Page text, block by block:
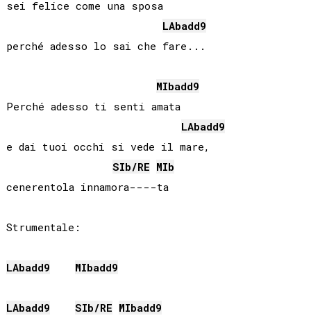
sei felice come una sposa
LAbadd9
MIbadd9
Perché adesso ti senti amata
LAbadd9
e dai tuoi occhi si vede il mare,
SIb/RE MIb
cenerentola innamora----ta
Strumentale:
LAbadd9 MIbadd9
LAbadd9 SIb/RE MIbadd9